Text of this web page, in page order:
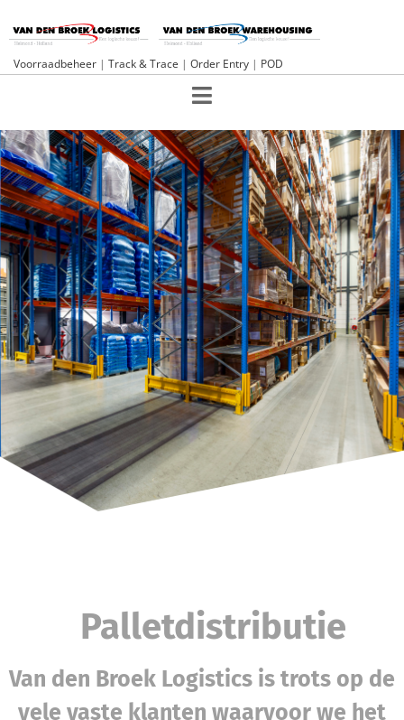
Voorraadbeheer | Track & Trace | Order Entry | POD
Palletdistributie
Van den Broek Logistics is trots op de
vele vaste klanten waarvoor we het